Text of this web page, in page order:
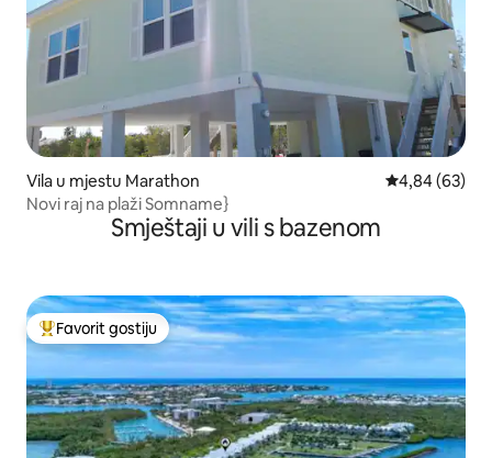
Vila u mjestu Marathon Prosječna
4,84 (63)
Novi raj na plaži Somname}
Smještaji u vili s bazenom
Glavni favorit gostiju
Favorit gostiju